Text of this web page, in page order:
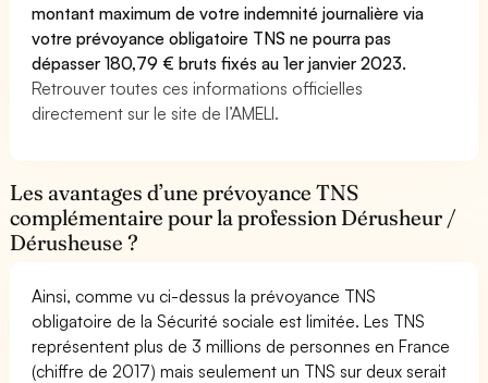
montant maximum de votre indemnité journalière via
votre prévoyance obligatoire TNS ne pourra pas
dépasser 180,79 € bruts fixés au 1er janvier 2023.
Retrouver toutes ces informations officielles
directement sur le site de l’AMELI.
Les avantages d’une prévoyance TNS
complémentaire pour la profession Dérusheur /
Dérusheuse ?
Ainsi, comme vu ci-dessus la prévoyance TNS
obligatoire de la Sécurité sociale est limitée. Les TNS
représentent plus de 3 millions de personnes en France
(chiffre de 2017) mais seulement un TNS sur deux serait